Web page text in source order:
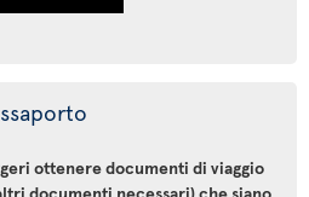
ottenere documenti di viaggio